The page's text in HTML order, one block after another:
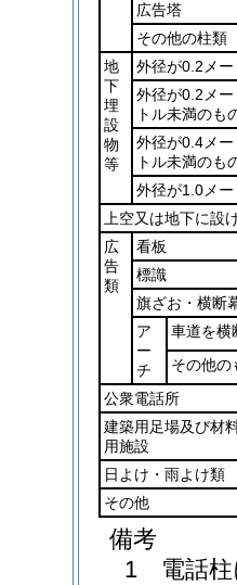
広告塔
その他の柱類
地
下
埋
設
物
等
外径が0.2メ
外径が0.2メ
トル未満のも
外径が0.4メ
トル未満のも
外径が1.0メ
上空又は地下に設
広
告
類
看板
標識
旗ざお・横断
ア
ー
チ
車道を横
その他の
公衆電話所
建築用足場及び材
用施設
日よけ・雨よけ類
その他
備考
1 電話柱